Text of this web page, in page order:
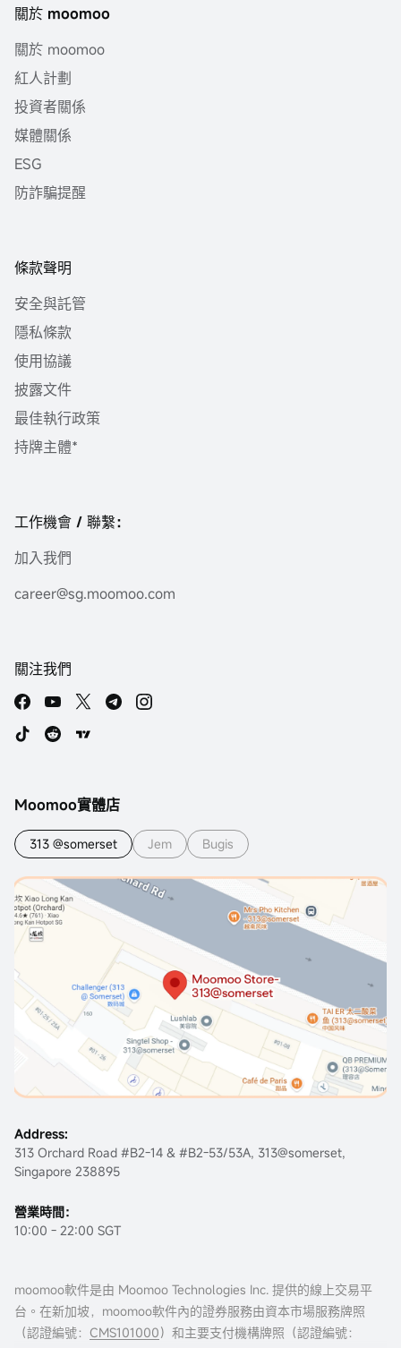
關於 moomoo
關於 moomoo
紅人計劃
投資者關係
媒體關係
ESG
防詐騙提醒
條款聲明
安全與託管
隱私條款
使用協議
披露文件
最佳執行政策
持牌主體*
工作機會 / 聯繫：
加入我們
career@sg.moomoo.com
關注我們
Moomoo實體店
313 @somerset Jem Bugis
Address:
313 Orchard Road #B2-14 & #B2-53/53A, 313@somerset,
Singapore 238895
營業時間：
10:00 - 22:00 SGT
moomoo軟件是由 Moomoo Technologies Inc. 提供的線上交易平
台。在新加坡，moomoo軟件內的證券服務由資本市場服務牌照
（認證編號： CMS101000）和主要支付機構牌照（認證編號：